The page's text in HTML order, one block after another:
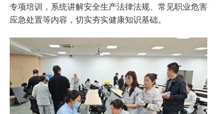
专项培训，系统讲解安全生产法律法规、常见职业危害
应急处置等内容，切实夯实健康知识基础。